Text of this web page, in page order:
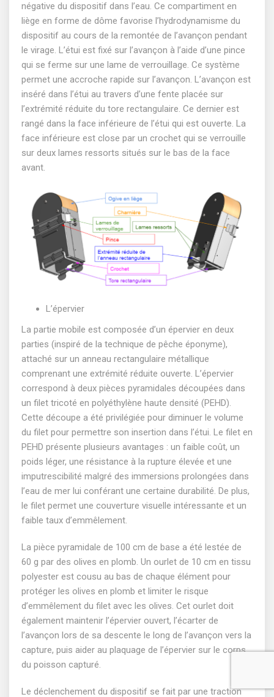
négative du dispositif dans l’eau. Ce compartiment en
liège en forme de dôme favorise l’hydrodynamisme du
dispositif au cours de la remontée de l’avançon pendant
le virage. L’étui est fixé sur l’avançon à l’aide d’une pince
qui se ferme sur une lame de verrouillage. Ce système
permet une accroche rapide sur l’avançon. L’avançon est
inséré dans l’étui au travers d’une fente placée sur
l’extrémité réduite du tore rectangulaire. Ce dernier est
rangé dans la face inférieure de l’étui qui est ouverte. La
face inférieure est close par un crochet qui se verrouille
sur deux lames ressorts situés sur le bas de la face
avant.
L’épervier
La partie mobile est composée d’un épervier en deux
parties (inspiré de la technique de pêche éponyme),
attaché sur un anneau rectangulaire métallique
comprenant une extrémité réduite ouverte. L’épervier
correspond à deux pièces pyramidales découpées dans
un filet tricoté en polyéthylène haute densité (PEHD).
Cette découpe a été privilégiée pour diminuer le volume
du filet pour permettre son insertion dans l’étui. Le filet en
PEHD présente plusieurs avantages : un faible coût, un
poids léger, une résistance à la rupture élevée et une
imputrescibilité malgré des immersions prolongées dans
l’eau de mer lui conférant une certaine durabilité. De plus,
le filet permet une couverture visuelle intéressante et un
faible taux d’emmêlement.
La pièce pyramidale de 100 cm de base a été lestée de
60 g par des olives en plomb. Un ourlet de 10 cm en tissu
polyester est cousu au bas de chaque élément pour
protéger les olives en plomb et limiter le risque
d’emmêlement du filet avec les olives. Cet ourlet doit
également maintenir l’épervier ouvert, l’écarter de
l’avançon lors de sa descente le long de l’avançon vers la
capture, puis aider au plaquage de l’épervier sur le corps
du poisson capturé.
Le déclenchement du dispositif se fait par une traction